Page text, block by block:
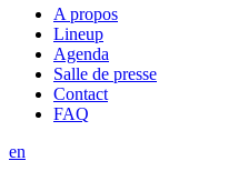
A propos
Lineup
Agenda
Salle de presse
Contact
FAQ
en